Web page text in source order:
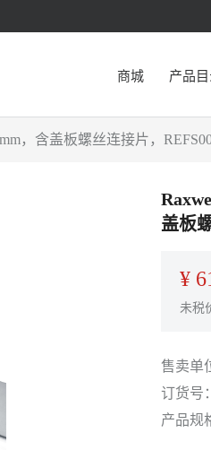
商城 产品
，含盖板螺丝连接片，
盖板
¥
未税
售卖单
订货号：
产品规